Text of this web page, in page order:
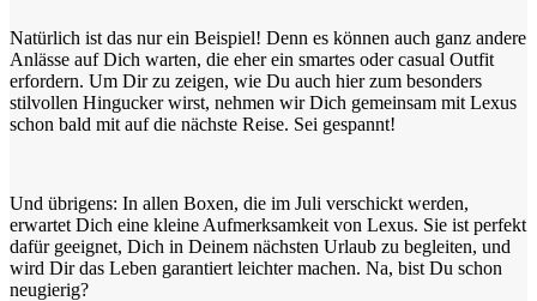
Natürlich ist das nur ein Beispiel! Denn es können auch ganz andere
Anlässe auf Dich warten, die eher ein smartes oder casual Outfit
erfordern. Um Dir zu zeigen, wie Du auch hier zum besonders
stilvollen Hingucker wirst, nehmen wir Dich gemeinsam mit Lexus
schon bald mit auf die nächste Reise. Sei gespannt!
Und übrigens: In allen Boxen, die im Juli verschickt werden,
erwartet Dich eine kleine Aufmerksamkeit von Lexus. Sie ist perfekt
dafür geeignet, Dich in Deinem nächsten Urlaub zu begleiten, und
wird Dir das Leben garantiert leichter machen. Na, bist Du schon
neugierig?